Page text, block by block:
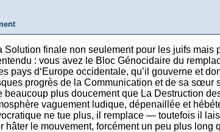
Solution finale non seulement pour les juifs mais
: vous avez le Bloc Génocidaire du
pays d‘Europe occidentale, qu’il gouverne et
progrès de la Communication et de sa sœur
beaucoup plus doucement que La Destruction
vaguement ludique, dépenaillée et
ne tue plus, il remplace — toutefois il
hâter le mouvement, forcément un peu plus long